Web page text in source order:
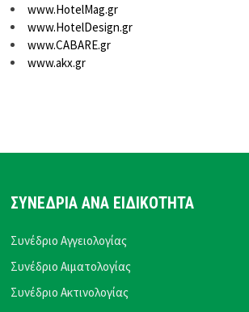
www.HotelMag.gr
www.HotelDesign.gr
www.CABARE.gr
www.akx.gr
ΣΥΝΕΔΡΙΑ ΑΝΑ ΕΙΔΙΚΟΤΗΤΑ
Συνέδριο Αγγειολογίας
Συνέδριο Αιματολογίας
Συνέδριο Ακτινολογίας